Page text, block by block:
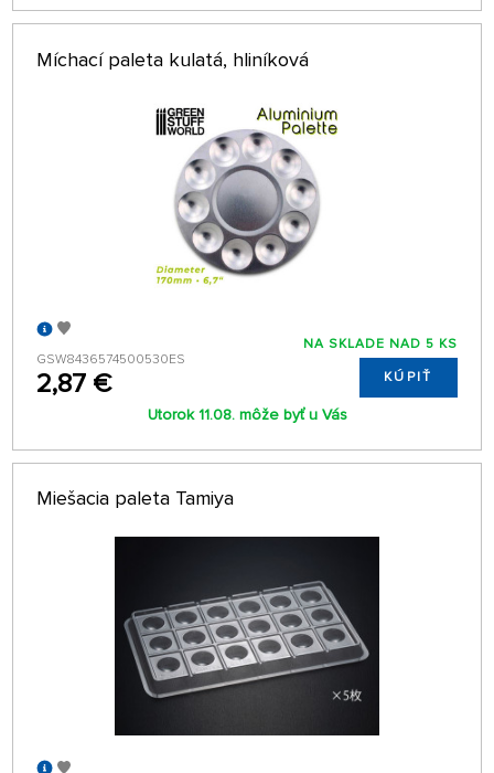
Míchací paleta kulatá, hliníková
GSW8436574500530ES
2,87 €
NA SKLADE NAD 5 KS
KÚPIŤ
Utorok 11.08. môže byť u Vás
Miešacia paleta Tamiya